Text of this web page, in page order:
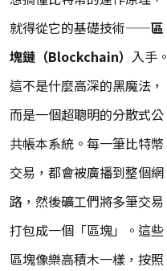
就得從它的基礎技術——區
塊鏈（Blockchain） 入手。
這不是什麼高深的黑魔法，
而是一個超聰明的分散式公
共帳本系統。每一筆比特幣
交易，都會被廣播到整個網
路，然後礦工們將多筆交易
打包成一個「區塊」。這些
區塊像樂高積木一樣，按照